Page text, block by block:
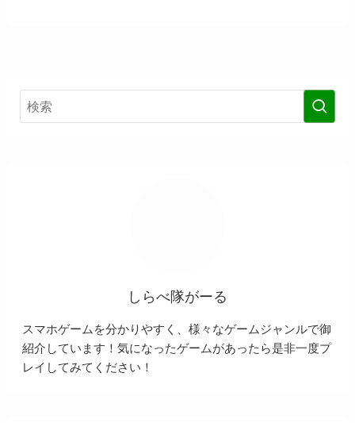
しらべ隊がーる
スマホゲームを分かりやすく、様々なゲームジャンルで御
紹介しています！気になったゲームがあったら是非一度プ
レイしてみてください！